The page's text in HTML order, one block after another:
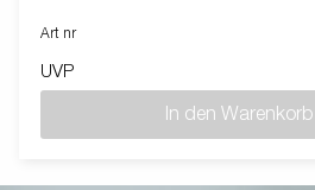
Art nr
UVP
In den Warenkorb